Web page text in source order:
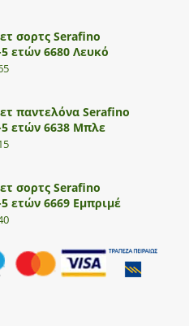
σορτς Serafino
5 ετών 6680 Λευκό
παντελόνα Serafino
5 ετών 6638 Μπλε
σορτς Serafino
5 ετών 6669 Εμπριμέ